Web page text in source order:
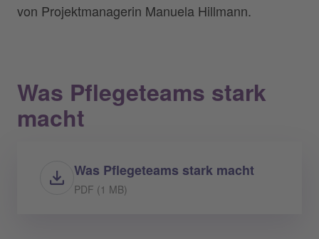
von Projektmanagerin Manuela Hillmann.
Was Pflegeteams stark
macht
Was Pflegeteams stark macht
PDF (1 MB)